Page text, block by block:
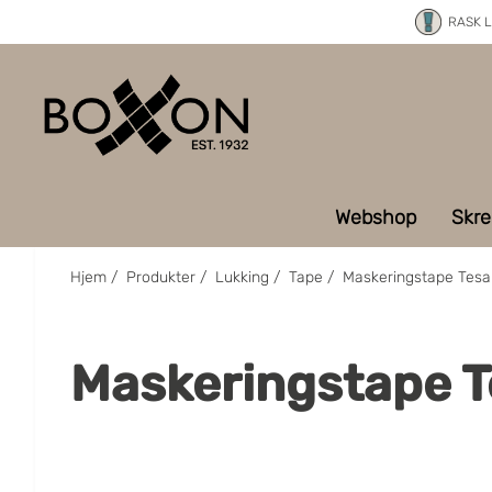
RASK
Webshop
Hjem / Produkter / Lukking / Tape / Maskeringstape Tesa
Maskeringstape